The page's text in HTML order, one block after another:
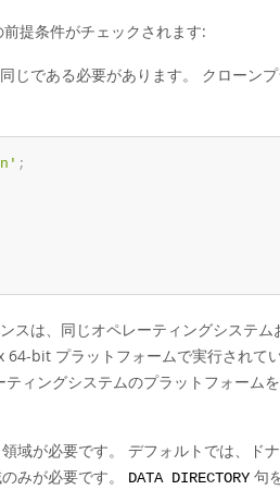
提条件がチェックされます:
じである必要があります。 クローン
;
スは、同じオペレーティングシステ
bit プラットフォームで実行されて
ィングシステムのプラットフォーム
域が必要です。 デフォルトでは、ド
みが必要です。
DATA DIRECTORY 句